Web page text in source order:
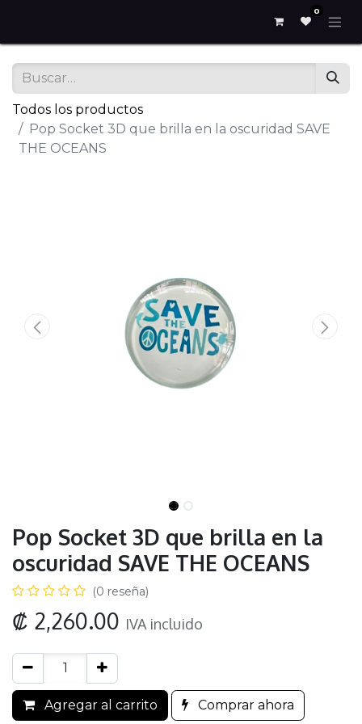
0
Todos los productos
Pop Socket 3D que brilla en la oscuridad SAVE
THE OCEANS
Pop Socket 3D que brilla en la
oscuridad SAVE THE OCEANS
(0 reseña)
₡ 2,260.00 IVA incluido
Agregar al carrito Comprar ahora